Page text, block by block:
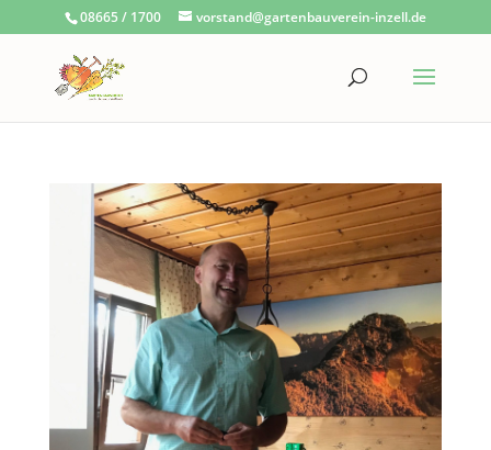
08665 / 1700 vorstand@gartenbauverein-inzell.de